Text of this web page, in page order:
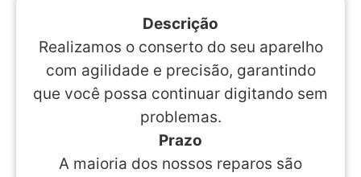
Descrição
Realizamos o conserto do seu aparelho
com agilidade e precisão, garantindo
que você possa continuar digitando sem
problemas.
Prazo
A maioria dos nossos reparos são